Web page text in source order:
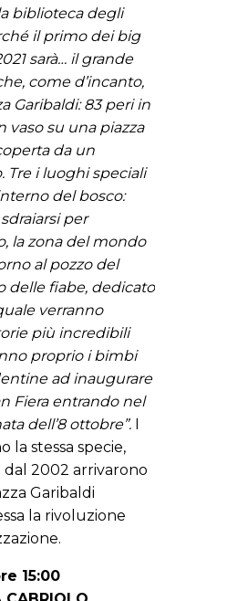
biblioteca degli
il primo dei big
sarà… il grande
come d’incanto,
Garibaldi: 83 peri in
vaso su una piazza
da un
Tre i luoghi speciali
del bosco:
per
la zona del mondo
al pozzo del
delle fiabe, dedicato
verranno
più incredibili
proprio i bimbi
ad inaugurare
Fiera entrando nel
dell’8 ottobre”. I
la stessa specie,
dal 2002 arrivarono
Garibaldi
la rivoluzione
15:00